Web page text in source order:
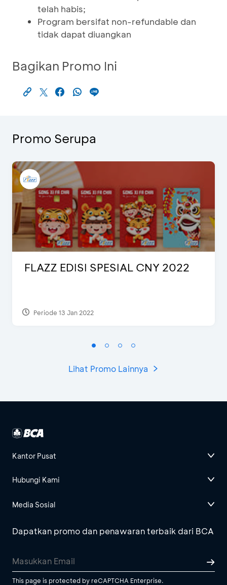
telah habis;
Program bersifat non-refundable dan
tidak dapat diuangkan
Bagikan Promo Ini
Promo Serupa
FLAZZ EDISI SPESIAL CNY 2022
Periode 13 Jan 2022
Lihat Promo Lainnya
Kantor Pusat
Hubungi Kami
Media Sosial
Dapatkan promo dan penawaran terbaik dari BCA
This page is protected by reCAPTCHA Enterprise.